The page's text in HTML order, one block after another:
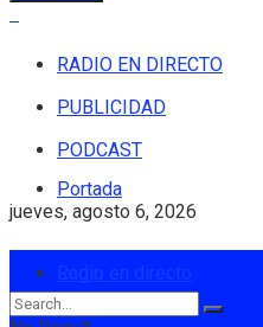
RADIO EN DIRECTO
PUBLICIDAD
PODCAST
jueves, agosto 6, 2026
Portada